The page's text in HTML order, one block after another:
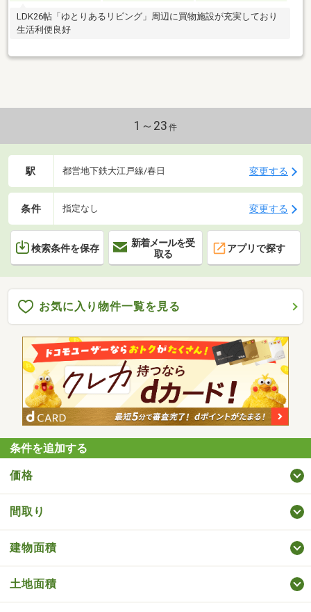
LDK26帖「ゆとりあるリビング」周辺に買物施設が充実しており
生活利便良好
1～23 件
駅 都営地下鉄大江戸線/春日 変更する
条件 指定なし 変更する
検索条件を保存
新着メールを受
取る
アプリで探す
お気に入り物件一覧を見る
条件を追加する
価格
間取り
建物面積
土地面積